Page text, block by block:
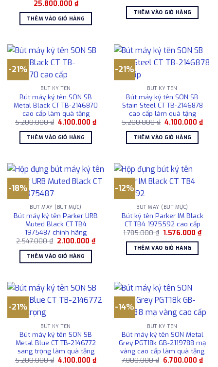
Giá
là:
32.950.000 ₫.
25.800.000 ₫Giá
hiện
tại
là:
25.800.000 ₫.
THÊM VÀO GIỎ HÀNG
là:
1.290.000 ₫.
hiện
THÊM VÀO GIỎ HÀNG
-21%
BÚT KÝ TÊN
Bút máy ký tên SON SB
Metal Black CT TB-2146870
cao cấp làm quà tặng
5.200.000₫ Giá
là:
5.200.000 ₫.
4.100.000₫Giá
hiện
4.100.000 ₫.
THÊM VÀO GIỎ HÀNG
-21%
BÚT KÝ TÊN
Bút máy ký tên SON SB
Stain Steel CT TB-2146878
cao cấp làm quà tặng
5.200.000₫ Giá
là:
5.200.000 ₫.
4.100.000₫Giá
hiện
THÊM VÀO GIỎ HÀNG
-18%
BÚT MÁY (BÚT MỰC)
Bút máy ký tên Parker URB
Muted Black CT TB4
1975487 chính hãng
2.547.000₫ Giá
là:
2.547.000 ₫.
2.100.000₫Giá
THÊM VÀO GIỎ HÀNG
-12%
BÚT MÁY (BÚT MỰC)
Bút ký tên Parker IM Black
CT TB4 1975592 cao cấp
1.785.000₫ Giá
là:
1.785.000 ₫.
1.576.000₫Giá
THÊM VÀO GIỎ HÀNG
-21%
BÚT KÝ TÊN
Bút máy ký tên SON SB
Metal Blue CT TB-2146772
sang trọng làm quà tặng
5.200.000₫ Giá
4.100.000₫Giá
-14%
BÚT KÝ TÊN
Bút máy ký tên SON Metal
Grey PGT18k GB-2119788 mạ
vàng cao cấp làm quà tặng
7.800.000₫ Giá
6.700.000₫Giá